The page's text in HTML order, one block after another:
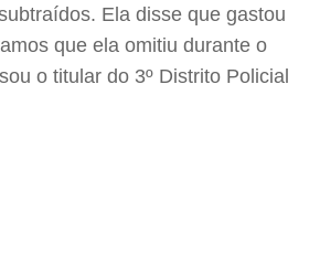
Ela disse que gastou
que ela omitiu durante o
o titular do 3º Distrito Policial